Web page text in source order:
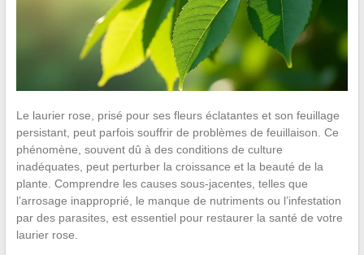
Le laurier rose, prisé pour ses fleurs éclatantes et son feuillage
persistant, peut parfois souffrir de problèmes de feuillaison. Ce
phénomène, souvent dû à des conditions de culture
inadéquates, peut perturber la croissance et la beauté de la
plante. Comprendre les causes sous-jacentes, telles que
l’arrosage inapproprié, le manque de nutriments ou l’infestation
par des parasites, est essentiel pour restaurer la santé de votre
laurier rose.